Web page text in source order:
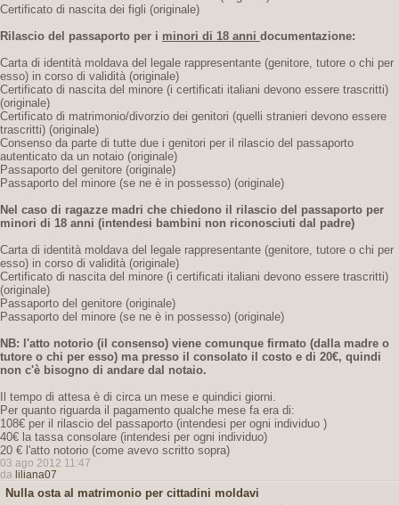
Certificato di nascita dei figli (originale)
Rilascio del passaporto per i minori di 18 anni documentazione:
Carta di identità moldava del legale rappresentante (genitore, tutore o chi per
esso) in corso di validità (originale)
Certificato di nascita del minore (i certificati italiani devono essere trascritti)
(originale)
Certificato di matrimonio/divorzio dei genitori (quelli stranieri devono essere
trascritti) (originale)
Consenso da parte di tutte due i genitori per il rilascio del passaporto
autenticato da un notaio (originale)
Passaporto del genitore (originale)
Passaporto del minore (se ne è in possesso) (originale)
Nel caso di ragazze madri che chiedono il rilascio del passaporto per
minori di 18 anni (intendesi bambini non riconosciuti dal padre)
Carta di identità moldava del legale rappresentante (genitore, tutore o chi per
esso) in corso di validità (originale)
Certificato di nascita del minore (i certificati italiani devono essere trascritti)
(originale)
Passaporto del genitore (originale)
Passaporto del minore (se ne è in possesso) (originale)
NB: l'atto notorio (il consenso) viene comunque firmato (dalla madre o
tutore o chi per esso) ma presso il consolato il costo e di 20€, quindi
non c'è bisogno di andare dal notaio.
Il tempo di attesa è di circa un mese e quindici giorni.
Per quanto riguarda il pagamento qualche mese fa era di:
108€ per il rilascio del passaporto (intendesi per ogni individuo )
40€ la tassa consolare (intendesi per ogni individuo)
20 € l'atto notorio (come avevo scritto sopra)
03 ago 2012 11:47
da liliana07
Nulla osta al matrimonio per cittadini moldavi